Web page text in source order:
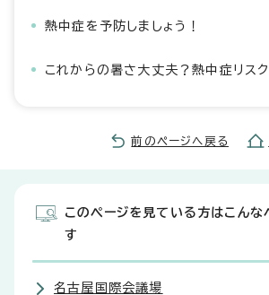
熱中症を予防しましょう！
これからの暑さ大丈夫？熱中症リス
前のページへ戻る
このページを見ている方はこんな
す
名古屋国際会議場